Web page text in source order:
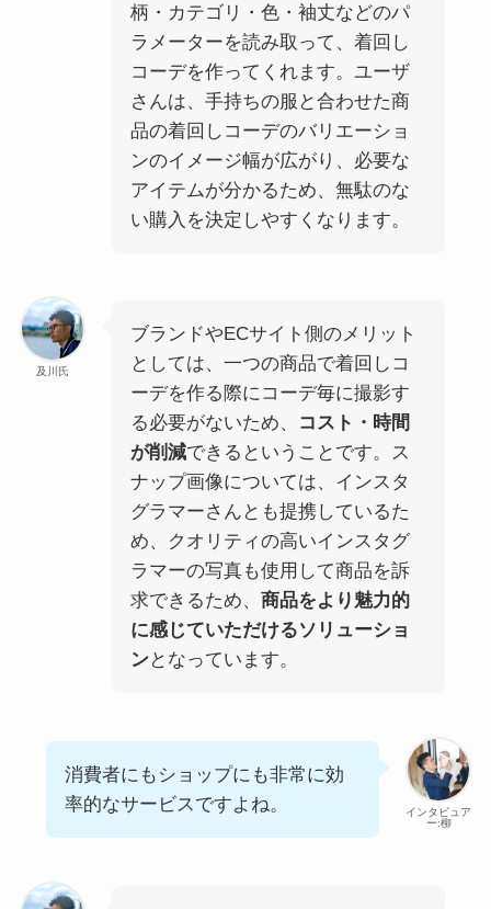
柄・カテゴリ・色・袖丈などのパ
ラメーターを読み取って、着回し
コーデを作ってくれます。ユーザ
さんは、手持ちの服と合わせた商
品の着回しコーデのバリエーショ
ンのイメージ幅が広がり、必要な
アイテムが分かるため、無駄のな
い購入を決定しやすくなります。
及川氏
ブランドやECサイト側のメリット
としては、一つの商品で着回しコ
ーデを作る際にコーデ毎に撮影す
る必要がないため、
コスト・時間
が削減できるということです。ス
ナップ画像については、インスタ
グラマーさんとも提携しているた
め、クオリティの高いインスタグ
ラマーの写真も使用して商品を訴
求できるため、 商品をより魅力的
に感じていただけるソリューショ
ンとなっています。
インタビュア
ー:柳
消費者にもショップにも非常に効
率的なサービスですよね。